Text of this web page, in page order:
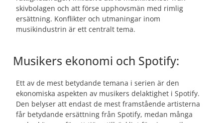
skivbolagen och att förse upphovsmän med rimlig
ersättning. Konflikter och utmaningar inom
musikindustrin är ett centralt tema.
Musikers ekonomi och Spotify:
Ett av de mest betydande temana i serien är den
ekonomiska aspekten av musikers delaktighet i Spotify.
Den belyser att endast de mest framstående artisterna
får betydande ersättning från Spotify, medan många